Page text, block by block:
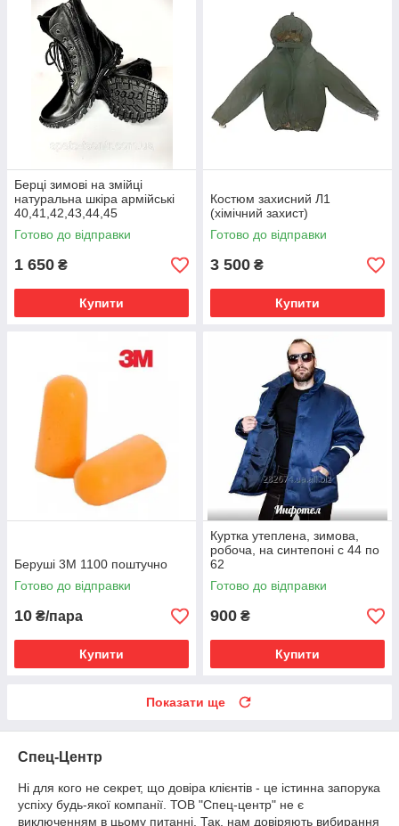
Берці зимові на змійці
натуральна шкіра армійські
40,41,42,43,44,45
Готово до відправки
1 650 ₴
Купити
Костюм захисний Л1
(хімічний захист)
Готово до відправки
3 500 ₴
Купити
Беруші 3М 1100 поштучно
Готово до відправки
10 ₴/пара
Купити
Куртка утеплена, зимова,
робоча, на синтепоні с 44 по
62
Готово до відправки
900 ₴
Купити
Показати ще
Спец-Центр
Ні для кого не секрет, що довіра клієнтів - це істинна запорука
успіху будь-якої компанії. ТОВ "Спец-центр" не є
виключенням в цьому питанні. Так, нам довіряють вибирання